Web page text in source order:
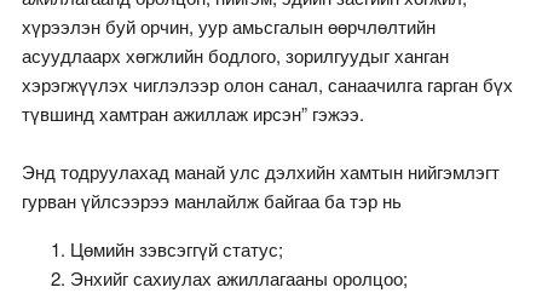
хүрээлэн буй орчин, уур амьсгалын өөрчлөлтийн
асуудлаарх хөгжлийн бодлого, зорилгуудыг ханган
хэрэгжүүлэх чиглэлээр олон санал, санаачилга гарган бүх
түвшинд хамтран ажиллаж ирсэн” гэжээ.
Энд тодруулахад манай улс дэлхийн хамтын нийгэмлэгт
гурван үйлсээрээ манлайлж байгаа ба тэр нь
Цөмийн зэвсэггүй статус;
Энхийг сахиулах ажиллагааны оролцоо;